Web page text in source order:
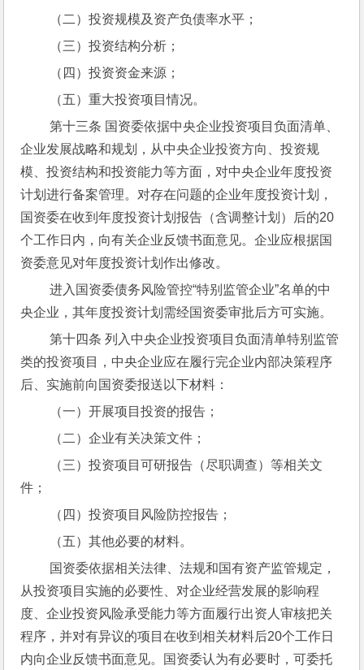
（二）投资规模及资产负债率水平；
（三）投资结构分析；
（四）投资资金来源；
（五）重大投资项目情况。
第十三条 国资委依据中央企业投资项目负面清单、
企业发展战略和规划，从中央企业投资方向、投资规
模、投资结构和投资能力等方面，对中央企业年度投资
计划进行备案管理。对存在问题的企业年度投资计划，
国资委在收到年度投资计划报告（含调整计划）后的20
个工作日内，向有关企业反馈书面意见。企业应根据国
资委意见对年度投资计划作出修改。
进入国资委债务风险管控“特别监管企业”名单的中
央企业，其年度投资计划需经国资委审批后方可实施。
第十四条 列入中央企业投资项目负面清单特别监管
类的投资项目，中央企业应在履行完企业内部决策程序
后、实施前向国资委报送以下材料：
（一）开展项目投资的报告；
（二）企业有关决策文件；
件；
（四）投资项目风险防控报告；
（五）其他必要的材料。
从投资项目实施的必要性、对企业经营发展的影响程
度、企业投资风险承受能力等方面履行出资人审核把关
程序，并对有异议的项目在收到相关材料后20个工作日
内向企业反馈书面意见。国资委认为有必要时，可委托